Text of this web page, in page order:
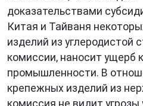
доказательствами
Китая и Тайваня
изделий из углеродистой
комиссии, наносит ущерб
промышленности. В
крепежных изделий из
комиссия не видит